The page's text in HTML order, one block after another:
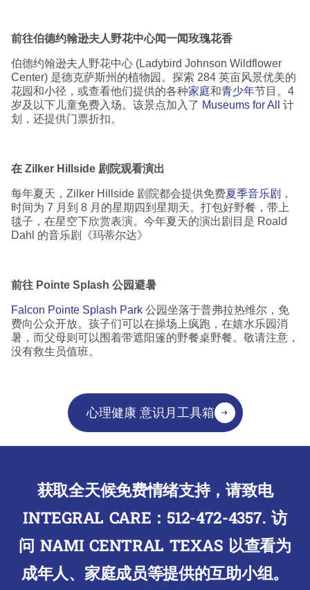
前往伯德约翰逊夫人野花中心闻一闻玫瑰花香
伯德约翰逊夫人野花中心 (Ladybird Johnson Wildflower
Center) 是德克萨斯州的植物园。探索 284 英亩风景优美的
花园和小径，或查看他们提供的各种家庭和青少年节目。4
岁及以下儿童免费入场。该景点加入了 Museums for All
计
划，还提供门票折扣。
在 Zilker Hillside 剧院观看演出
每年夏天，Zilker Hillside 剧院都会提供免费夏季音乐剧 ，
时间为 7 月到 8 月的星期四到星期天。打包好野餐，带上
毯子，在星空下欣赏表演。今年夏天的演出剧目是 Roald
Dahl 的音乐剧《玛蒂尔达》
前往 Pointe Splash 公园避暑
Falcon Pointe Splash Park 公园坐落于普弗拉热维尔，免
费向公众开放。孩子们可以在操场上疯跑，在嬉水乐园消
暑，而父母则可以围着带遮阳篷的野餐桌野餐。敬请注意，
没有救生员值班。
心理健康 意识月工具箱
获取全天候免费情绪支持，请致电
INTEGRAL CARE：512-472-4357. 访
问 NAMI CENTRAL TEXAS 以查看为
成年人、家庭成员等提供的互助小组。